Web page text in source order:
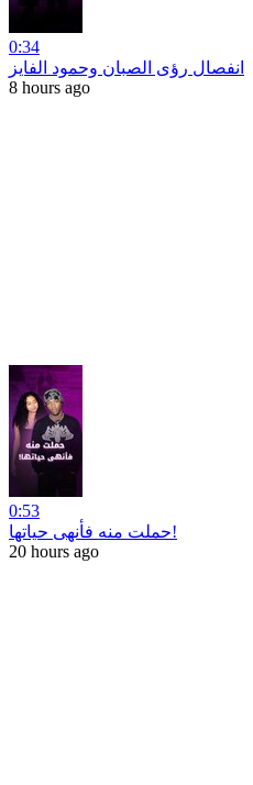
0:34
انفصال رؤى الصبان وحمود الفايز
8 hours ago
0:53
حملت منه فأنهى حياتها!
20 hours ago